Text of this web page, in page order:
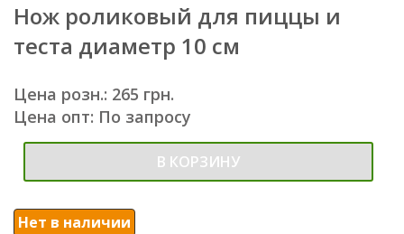
Нож роликовый для пиццы и
теста диаметр 10 см
Цена розн.: 265 грн.
Цена опт: По запросу
В КОРЗИНУ
Нет в наличии